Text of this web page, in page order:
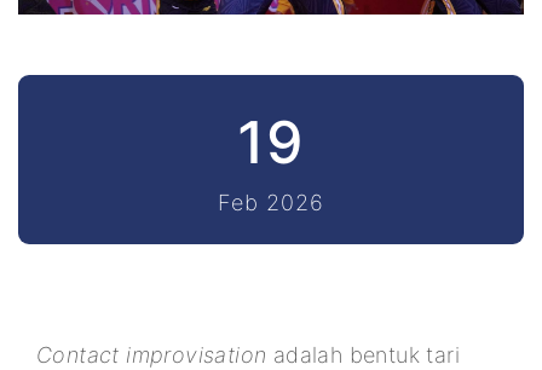
19
Feb 2026
Contact improvisation adalah bentuk tari